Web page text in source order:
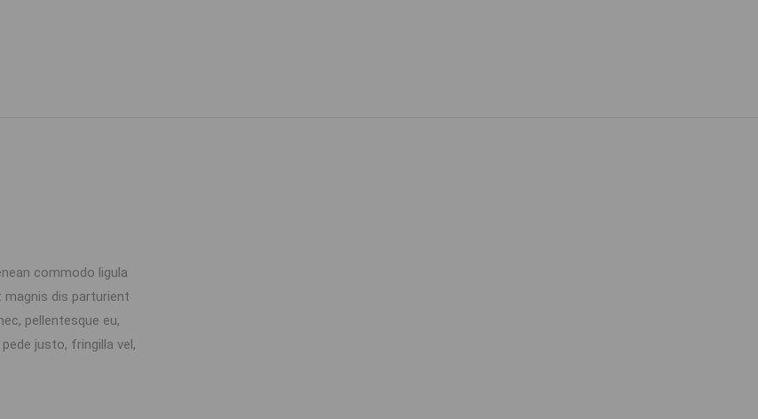
commodo ligula
magnis dis parturient
pellentesque eu,
justo, fringilla vel,